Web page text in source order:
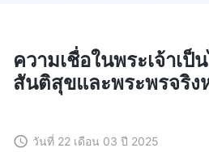
ความเชื่อในพระเจ้าเป็
สันติสุขและพระพรจริง
วันที่ 22 เดือน 03 ปี 2025